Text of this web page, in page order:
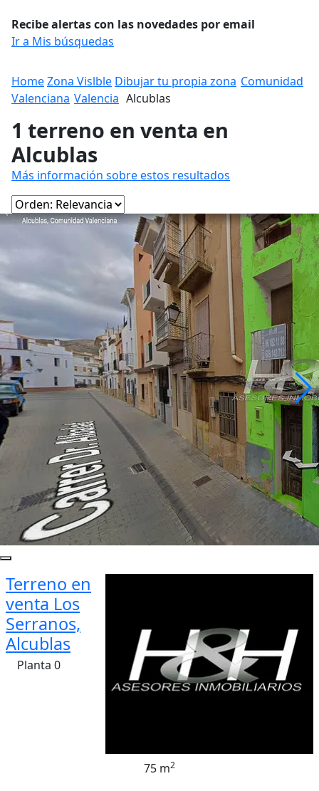
Recibe alertas con las novedades por email
Ir a Mis búsquedas
HomeZona Vislble Dibujar tu propia zona Comunidad
Valenciana Valencia Alcublas
1 terreno en venta en
Alcublas
Más información sobre estos resultados
Terreno en
venta Los
Serranos,
Alcublas
Planta 0
75 m2